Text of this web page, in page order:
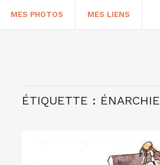
MES PHOTOS MES LIENS
ÉTIQUETTE : ÉNARCHIE